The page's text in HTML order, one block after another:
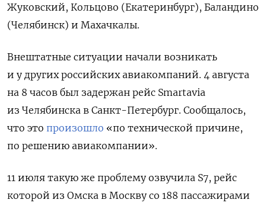
Жуковский, Кольцово (Екатеринбург), Баландино
(Челябинск) и Махачкалы.
Внештатные ситуации начали возникать
и у другихроссийских авиакомпаний. 4 августа
на 8 часов был задержан рейс Smartavia
из Челябинска в Санкт-Петербург. Сообщалось,
что это произошло «по технической причине,
по решению авиакомпании».
11 июля такую же проблему озвучила S7, рейс
которой из Омска в Москву со 188 пассажирами